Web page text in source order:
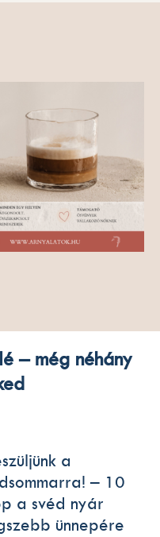
– még néhány
a
– 10
a svéd nyár
ünnepére